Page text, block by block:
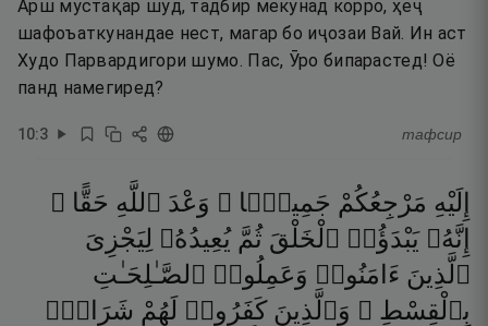
Арш мустақар шуд, тадбир мекунад корро, ҳеҷ
шафоъаткунандае нест, магар бо иҷозаи Вай. Ин аст
Худо Парвардигори шумо. Пас, Ӯро бипарастед! Оё
панд намегиред?
10:3 тафсир
إِلَيْهِ مَرْجِعُكُمْ جَمِيعًۭا ۖ وَعْدَ ٱللَّهِ حَقًّا ۚ
إِنَّهُۥ يَبْدَؤُا۟ ٱلْخَلْقَ ثُمَّ يُعِيدُهُۥ لِيَجْزِىَ
ٱلَّذِينَ ءَامَنُوا۟ وَعَمِلُوا۟ ٱلصَّـٰلِحَـٰتِ
بِٱلْقِسْطِ ۚ وَٱلَّذِينَ كَفَرُوا۟ لَهُمْ شَرَابٌۭ